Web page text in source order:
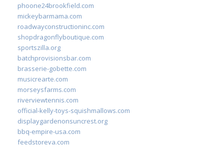
phoone24brookfield.com
mickeybarmama.com
roadwayconstructioninc.com
shopdragonflyboutique.com
sportszilla.org
batchprovisionsbar.com
brasserie-gobette.com
musicrearte.com
morseysfarms.com
riverviewtennis.com
official-kelly-toys-squishmallows.com
displaygardenonsuncrest.org
bbq-empire-usa.com
feedstoreva.com